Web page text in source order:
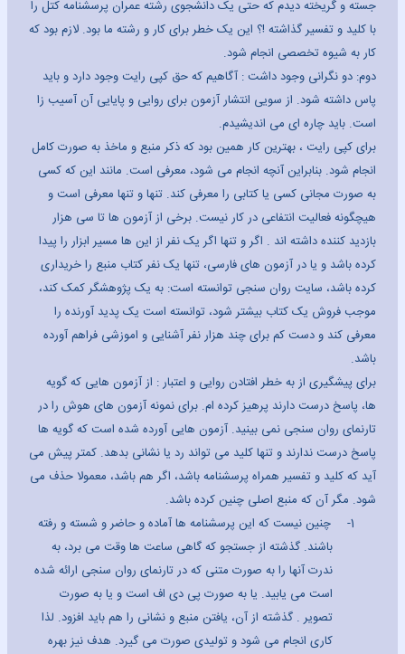
جسته و گریخته دیدم که حتی یک دانشجوی رشته عمران پرسشنامه کتل را
با کلید و تفسیر گذاشته !؟ این یک خطر برای کار و رشته ما بود. لازم بود که
کار به شیوه تخصصی انجام شود.
دوم: دو نگرانی وجود داشت : آگاهیم که حق کپی رایت وجود دارد و باید
پاس داشته شود. از سویی انتشار آزمون برای روایی و پایایی آن آسیب زا
است. باید چاره ای می اندیشیدم.
برای کپی رایت ، بهترین کار همین بود که ذکر منبع و ماخذ به صورت کامل
انجام شود. بنابراین آنچه انجام می شود، معرفی است. مانند این که کسی
به صورت مجانی کسی یا کتابی را معرفی کند. تنها و تنها معرفی است و
هیچگونه فعالیت انتفاعی در کار نیست. برخی از آزمون ها تا سی هزار
بازدید کننده داشته اند . اگر و تنها اگر یک نفر از این ها مسیر ابزار را پیدا
کرده باشد و یا در آزمون های فارسی، تنها یک نفر کتاب منبع را خریداری
کرده باشد، سایت روان سنجی توانسته است: به یک پژوهشگر کمک کند،
موجب فروش یک کتاب بیشتر شود، توانسته است یک پدید آورنده را
معرفی کند و دست کم برای چند هزار نفر آشنایی و اموزشی فراهم آورده
باشد.
برای پیشگیری از به خطر افتادن روایی و اعتبار : از آزمون هایی که گویه
ها، پاسخ درست دارند پرهیز کرده ام. برای نمونه آزمون های هوش را در
تارنمای روان سنجی نمی بینید. آزمون هایی آورده شده است که گویه ها
پاسخ درست ندارند و تنها کلید می تواند رد یا نشانی بدهد. کمتر پیش می
آید که کلید و تفسیر همراه پرسشنامه باشد، اگر هم باشد، معمولا حذف می
شود. مگر آن که منبع اصلی چنین کرده باشد.
1-
چنین نیست که این پرسشنامه ها آماده و حاضر و شسته و رفته
باشند. گذشته از جستجو که گاهی ساعت ها وقت می برد، به
ندرت آنها را به صورت متنی که در تارنمای روان سنجی ارائه شده
است می یابید. یا به صورت پی دی اف است و یا به صورت
تصویر . گذشته از آن، یافتن منبع و نشانی را هم باید افزود. لذا
کاری انجام می شود و تولیدی صورت می گیرد. هدف نیز بهره